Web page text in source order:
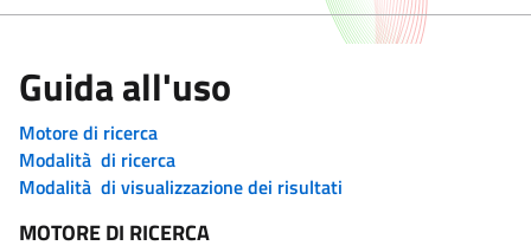
Guida all'uso
Motore di ricerca
Modalità di ricerca
Modalità di visualizzazione dei risultati
MOTORE DI RICERCA